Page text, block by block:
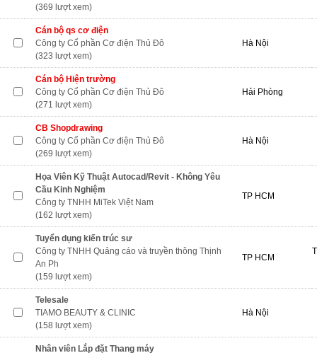
(369 lượt xem)
Cán bộ qs cơ điện
Công ty Cổ phần Cơ điện Thủ Đô
(323 lượt xem)
Hà Nội
Cán bộ Hiện trường
Công ty Cổ phần Cơ điện Thủ Đô
(271 lượt xem)
Hải Phòng
CB Shopdrawing
Công ty Cổ phần Cơ điện Thủ Đô
(269 lượt xem)
Hà Nội
Họa Viên Kỹ Thuật Autocad/Revit - Không Yêu
Cầu Kinh Nghiệm
Công ty TNHH MiTek Việt Nam
(162 lượt xem)
TP HCM
Tuyển dụng kiến trúc sư
Công ty TNHH Quảng cáo và truyền thông Thịnh
An Ph
(159 lượt xem)
TP HCM
Telesale
TIAMO BEAUTY & CLINIC
(158 lượt xem)
Hà Nội
Nhân viên Lắp đặt Thang máy